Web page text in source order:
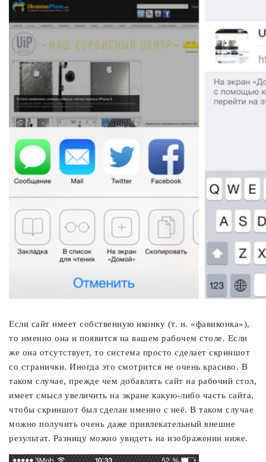
Если сайт имеет собственную иконку (т. н. «фавиконка»),
то именно она и появится на вашем рабочем столе. Если
же она отсутствует, то система просто сделает скриншот
со странички. Иногда это смотрится не очень красиво. В
таком случае, прежде чем добавлять сайт на рабочий стол,
имеет смысл увеличить на экране какую-либо часть сайта,
чтобы скриншот был сделан именно с неё. В таком случае
можно получить очень даже привлекательный внешне
результат. Разницу можно увидеть на изображении ниже.